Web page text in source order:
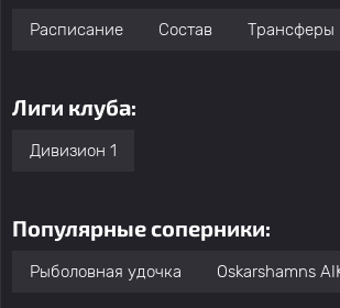
Расписание Состав Трансферы
Лиги клуба:
Дивизион 1
Популярные соперники:
Рыболовная удочка Oskarshamns